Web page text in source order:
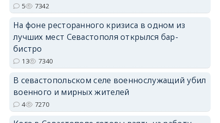
erid: 2SDnjdvhGXG
5 7342
На фоне ресторанного кризиса в одном из
лучших мест Севастополя открылся бар-
бистро
13 7340
В севастопольском селе военнослужащий убил
военного и мирных жителей
4 7270